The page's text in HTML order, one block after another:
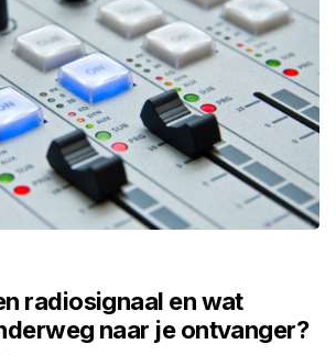
radiosignaal en wat
naar je ontvanger?